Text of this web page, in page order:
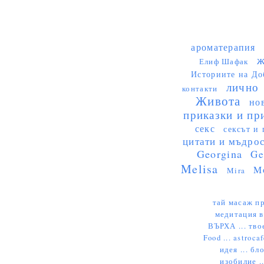
ароматерапия
Елиф Шафак
Историите на
контакти лично
Живота
приказки и
секс сексът и
цитати и
Georgina
Melisa Mira
тай масаж
медитация
ВЪРХА ...
Food ...
идея ...
изобилие